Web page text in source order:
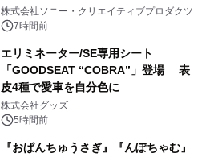
株式会社ソニー・クリエイティブプロダクツ
7時間前
エリミネーター/SE専用シート
「GOODSEAT “COBRA”」登場 表
皮4種で愛車を自分色に
株式会社グッズ
5時間前
『おぱんちゅうさぎ』『んぽちゃむ』